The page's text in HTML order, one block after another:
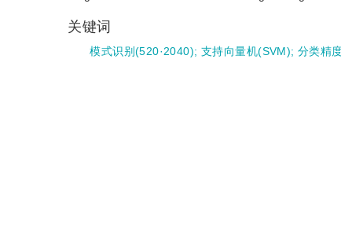
关键词
模式识别(520·2040); 支持向量机(SVM);分类精